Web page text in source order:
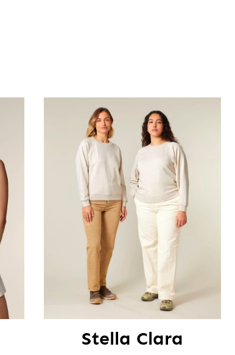
Stella Clara